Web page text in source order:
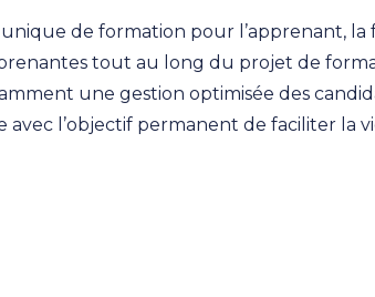
de formation pour l’apprenant,
tout au long du projet de
une gestion optimisée des
l’objectif permanent de faciliter la